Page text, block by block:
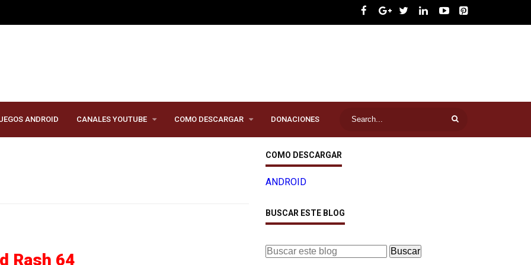
ANDROID CANALES YOUTUBE COMO DESCARGAR DONACIONES
Rash 64
COMO DESCARGAR
ANDROID
BUSCAR ESTE BLOG